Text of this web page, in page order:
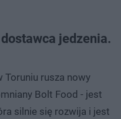
jedzenia.
Toruniu rusza nowy
Bolt Food - jest
silnie się rozwija i jest